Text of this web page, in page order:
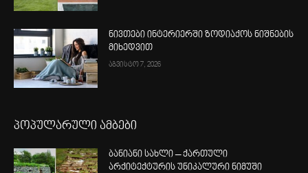
ნივთები ინტერიერში ზოდიაქოს ნიშნების
მიხედვით
აგვისტო 7, 2026
პოპულარული ამბები
ბანიანი სახლი – ქართული
არქიტექტურის უნიკალური ნიმუში